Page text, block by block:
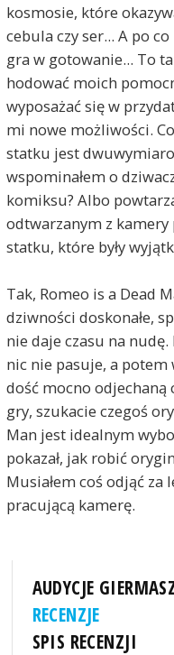
kosmosie, które
cebula czy ser... A po
gra w gotowanie... To
hodować moich
wyposażać się w
mi nowe możliwości.
statku jest
wspominałem o
komiksu? Albo
odtwarzanym z kamery
statku, które były
Tak, Romeo is a Dead
dziwności doskonałe,
nie daje czasu na
nic nie pasuje, a potem
dość mocno odjechaną
gry, szukacie czegoś
Man jest idealnym
pokazał, jak robić
Musiałem coś odjąć
pracującą kamerę.
AUDYCJE
RECENZJE
SPIS RECENZJI